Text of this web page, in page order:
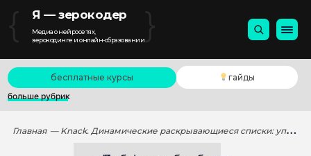
{ Я — зерокодер
Медиа о нейросетях,
зерокодинге и онлайн-образовании}
бесплатные курсы
гайды
больше рубрик
Главная — Knack. Динамические раскрывающиеся списки: упрощение выбора и обработки данных